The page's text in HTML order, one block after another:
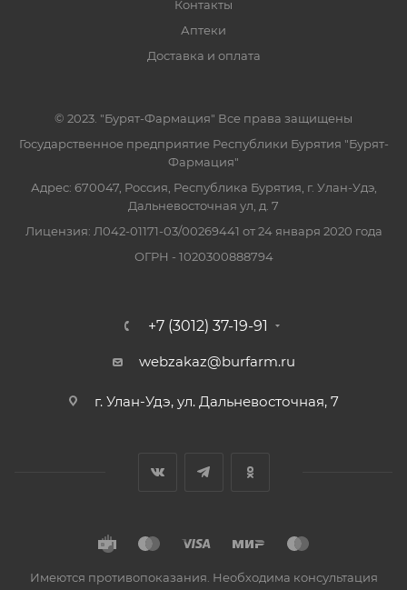
Контакты
Аптеки
Доставка и оплата
© 2023. "Бурят-Фармация" Все права защищены
Государственное предприятие Республики Бурятия "Бурят-
Фармация"
Адрес: 670047, Россия, Республика Бурятия, г. Улан-Удэ,
Дальневосточная ул, д. 7
Лицензия: Л042-01171-03/00269441 от 24 января 2020 года
ОГРН - 1020300888794
+7 (3012) 37-19-91
webzakaz@burfarm.ru
г. Улан-Удэ, ул. Дальневосточная, 7
Имеются противопоказания. Необходима консультация